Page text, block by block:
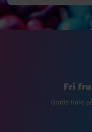
Fri
Gratis frakt